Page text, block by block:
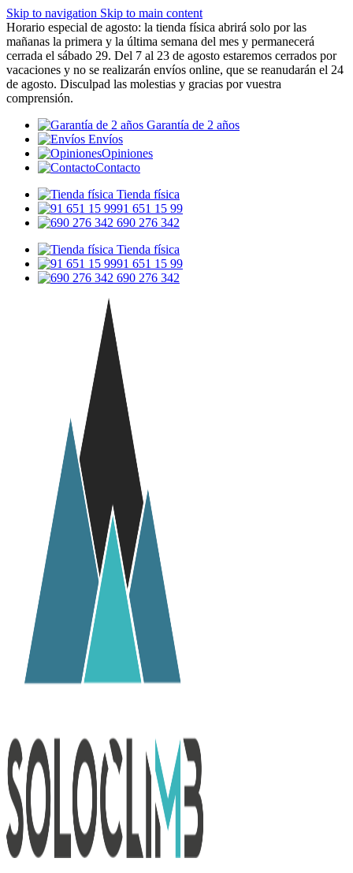
Skip to navigation Skip to main content
Horario especial de agosto: la tienda física abrirá solo por las
mañanas la primera y la última semana del mes y permanecerá
cerrada el sábado 29. Del 7 al 23 de agosto estaremos cerrados por
vacaciones y no se realizarán envíos online, que se reanudarán el 24
de agosto. Disculpad las molestias y gracias por vuestra
comprensión.
Garantía de 2 años
Envíos
Opiniones
Contacto
Tienda física
91 651 15 99
690 276 342
Tienda física
91 651 15 99
690 276 342